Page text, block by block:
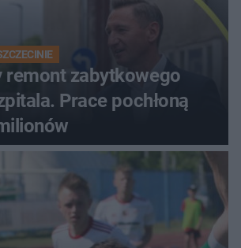
remont zabytkowego
Prace pochłoną